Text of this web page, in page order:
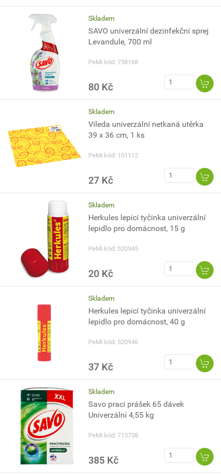
Skladem
SAVO univerzální dezinfekční sprej
Levandule, 700 ml
PeMi kód: 738168
80 Kč
Skladem
Vileda univerzální netkaná utěrka
39 x 36 cm, 1 ks
PeMi kód: 101112
27 Kč
Skladem
Herkules lepicí tyčinka univerzální
lepidlo pro domácnost, 15 g
PeMi kód: 520945
20 Kč
Skladem
Herkules lepicí tyčinka univerzální
lepidlo pro domácnost, 40 g
PeMi kód: 520946
37 Kč
Skladem
Savo prací prášek 65 dávek
Univerzální 4,55 kg
PeMi kód: 715738
385 Kč